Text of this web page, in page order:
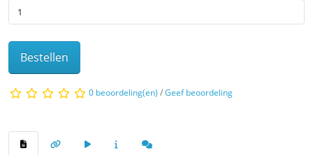
Bestellen
0 beoordeling(en) /Geef beoordeling